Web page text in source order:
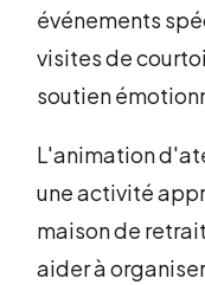
événements
visites de
soutien
L'animation
une activité
maison de
aider à